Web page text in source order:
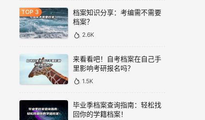
档案知识分享：考编需不需要
档案？
2.6K
来看看吧！自考档案在自己手
里影响考研报名吗？
1.5K
毕业季档案查询指南：轻松找
回你的学籍档案！